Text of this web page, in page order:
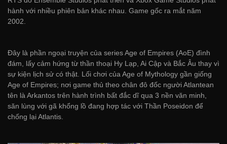
hành với nhiều phiên bản khác nhau. Game gốc ra mắt năm
2002.
Đây là phần ngoại truyện của series Age of Empires (AoE) đình
đám, lấy cảm hứng từ thần thoại Hy Lạp, Ai Cập và Bắc Âu thay vì
sự kiện lịch sử có thật. Lối chơi của Age of Mythology gần giống
Age of Empires; nơi game thủ theo chân đô đốc người Atlantean
tên là Arkantos trên hành trình bất đắc dĩ qua 3 nền văn minh,
săn lùng với gã khổng lồ đang hợp tác với Thần Poseidon để
chống lại Atlantis.